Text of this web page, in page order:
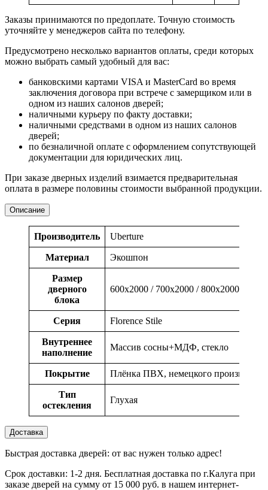
Заказы принимаются по предоплате. Точную стоимость
уточняйте у менеджеров сайта по телефону.
Предусмотрено несколько вариантов оплаты, среди которых
можно выбрать самый удобный для вас:
банковскими картами VISA и MasterCard во время
заключения договора при встрече с замерщиком или в
одном из наших салонов дверей;
наличными курьеру по факту доставки;
наличными средствами в одном из наших салонов
дверей;
по безналичной оплате с оформлением сопутствующей
документации для юридических лиц.
При заказе дверных изделий взимается предварительная
оплата в размере половины стоимости выбранной продукции.
Описание
Производитель Uberture
Материал Экошпон
Размер
дверного
блока
600x2000 / 700x2000 / 800x2000 /
Серия Florence Stile
Внутреннее
наполнение
Массив сосны+МДФ, стекло
Покрытие Плёнка ПВХ, немецкого
Тип
остекления
Глухая
Доставка
Быстрая доставка дверей: от вас нужен только адрес!
Срок доставки: 1-2 дня. Бесплатная доставка по г.Калуга при
заказе дверей на сумму от 15 000 руб. в нашем интернет-